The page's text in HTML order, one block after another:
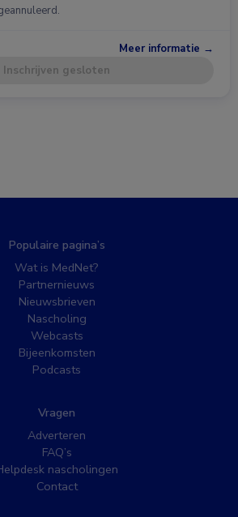
Meer informatie →
Inschrijven gesloten
Populaire pagina’s
Wat is MedNet?
Partnernieuws
Nieuwsbrieven
Nascholing
Webcasts
Bijeenkomsten
Podcasts
Vragen
Adverteren
FAQ’s
nascholingen
Contact